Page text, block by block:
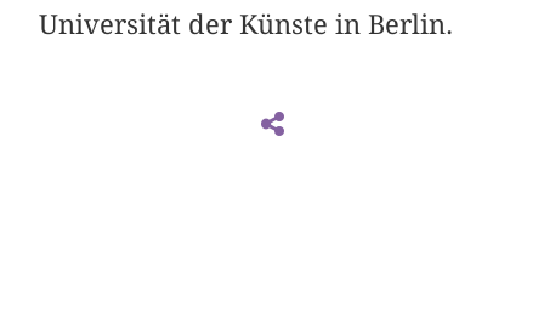
Universität der Künste in Berlin.